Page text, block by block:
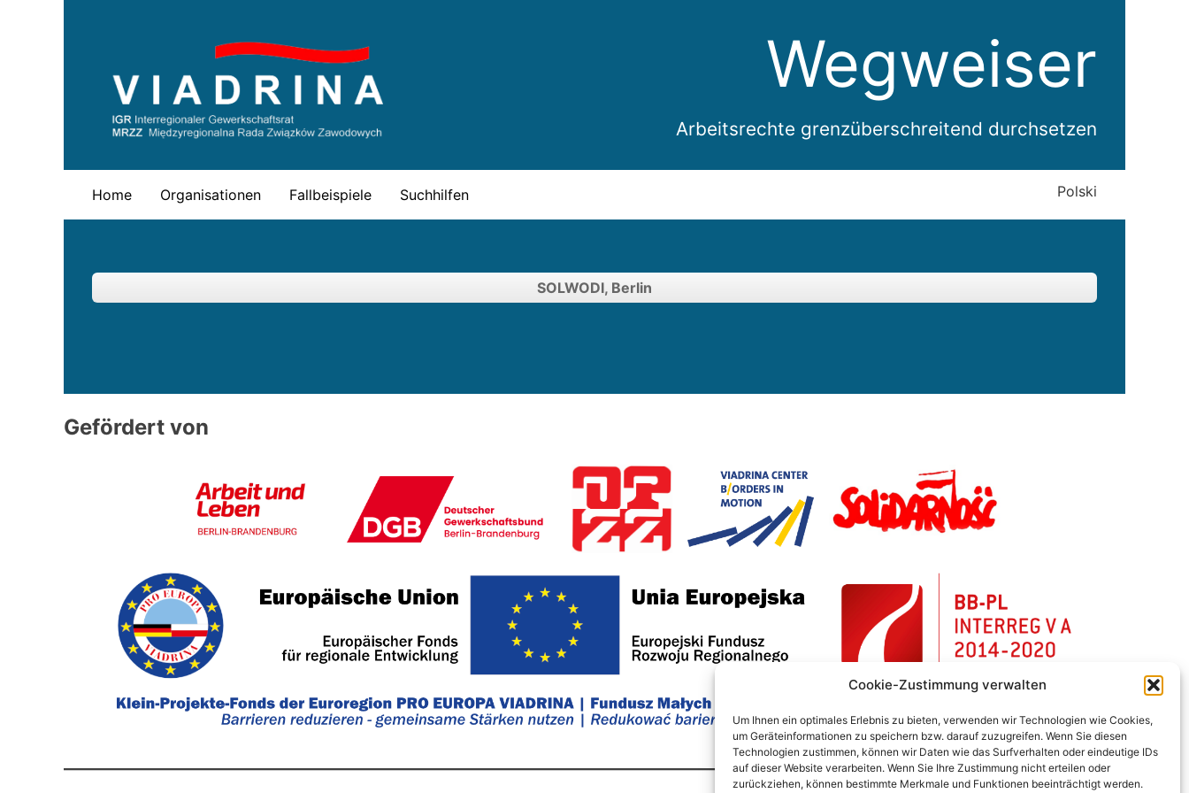
Cookie-Zustimmung verwalten
Um Ihnen ein optimales Erlebnis zu bieten, verwenden wir Technologien wie Cookies,
um Geräteinformationen zu speichern bzw. darauf zuzugreifen. Wenn Sie diesen
Technologien zustimmen, können wir Daten wie das Surfverhalten oder eindeutige IDs
auf dieser Website verarbeiten. Wenn Sie Ihre Zustimmung nicht erteilen oder
zurückziehen, können bestimmte Merkmale und Funktionen beeinträchtigt werden.
Wegweiser
Arbeitsrechte grenzüberschreitend durchsetzen
Home Organisationen Fallbeispiele Suchhilfen Polski
SOLWODI, Berlin
Gefördert von